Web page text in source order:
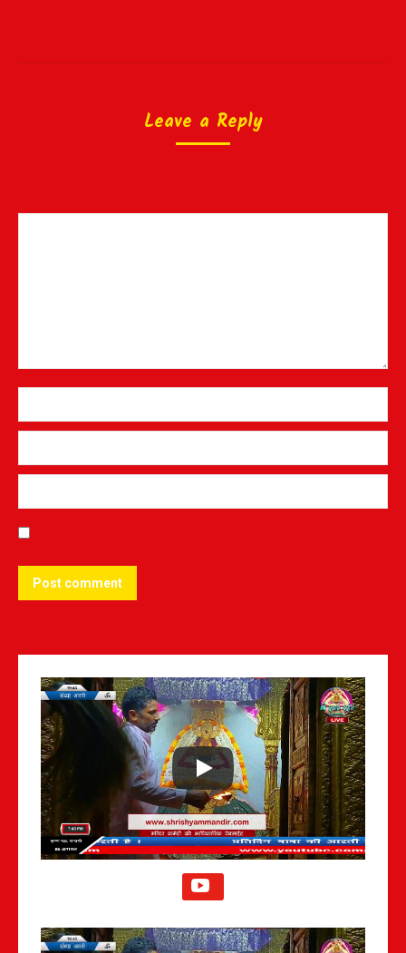
Leave a Reply
Post comment